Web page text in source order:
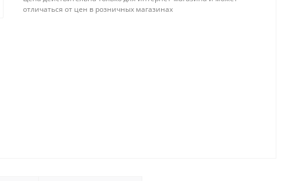
отличаться от цен в розничных магазинах